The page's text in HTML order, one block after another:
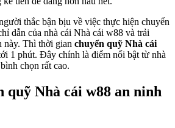
thắc bận bịu về việc thực hiện chuyển
dẫn của nhà cái Nhà cái w88 và trải
này. Thì thời gian chuyển quỹ Nhà cái
1 phút. Đây chính là điểm nổi bật từ nhà
chọn rất cao.
quỹ Nhà cái w88 an ninh